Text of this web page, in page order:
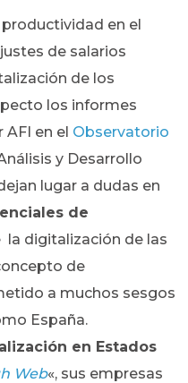
en el
de salarios
de los
los informes
AFI en el Observatorio
y Desarrollo
lugar a dudas en
de
la digitalización de las
de
a muchos sesgos
España.
en Estados
Web«, sus empresas